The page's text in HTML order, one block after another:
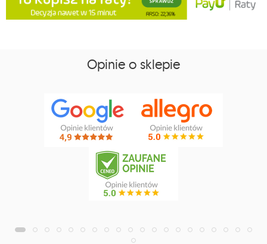
Opinie o sklepie